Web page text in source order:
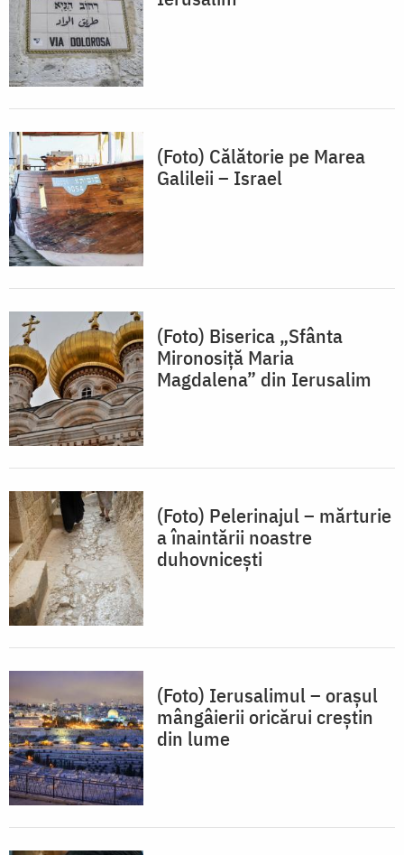
(Foto) Călătorie pe Marea
Galileii – Israel
(Foto) Biserica „Sfânta
Mironosiță Maria
Magdalena” din Ierusalim
(Foto) Pelerinajul – mărturie
a înaintării noastre
duhovnicești
(Foto) Ierusalimul – orașul
mângâierii oricărui creștin
din lume